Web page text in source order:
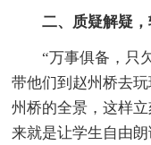
二、质疑解疑，
“万事俱备，只欠
带他们到赵州桥去
州桥的全景，这样
来就是让学生自由